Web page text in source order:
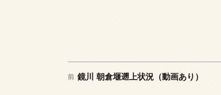
投
前 前
鏡川 朝倉堰遡上状況（動画あり）